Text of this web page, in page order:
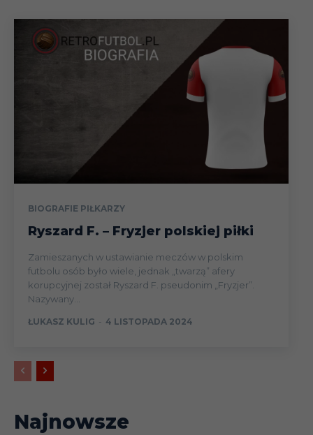
BIOGRAFIE PIŁKARZY
Ryszard F. – Fryzjer polskiej piłki
Zamieszanych w ustawianie meczów w polskim
futbolu osób było wiele, jednak „twarzą” afery
korupcyjnej został Ryszard F. pseudonim „Fryzjer”.
Nazywany...
ŁUKASZ KULIG - 4 LISTOPADA 2024
Najnowsze